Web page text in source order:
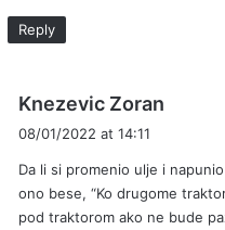
:
Reply
Knezevic Zoran
s
:
08/01/2022 at 14:11
Da li si promenio ulje i
ono bese, “Ko drugome
pod traktorom ako ne bude